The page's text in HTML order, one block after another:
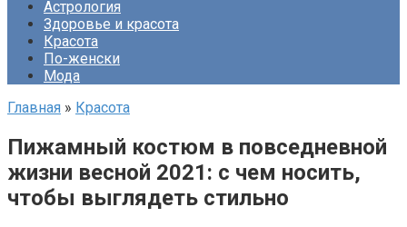
Астрология
Здоровье и красота
Красота
По-женски
Мода
Главная » Красота
Пижамный костюм в повседневной
жизни весной 2021: с чем носить,
чтобы выглядеть стильно